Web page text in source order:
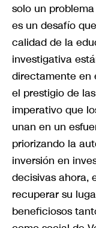
solo un
es un desafío
calidad de la
investigativa
directamente en
el prestigio de
imperativo que
unan en un
priorizando la
inversión en
decisivas ahora,
recuperar su
beneficiosos